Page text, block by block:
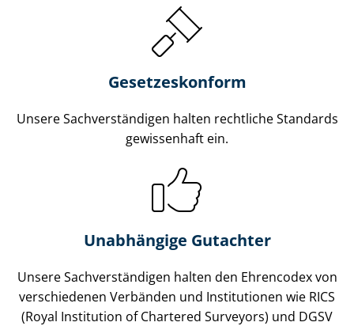
Gesetzes­konform
Unsere Sach­ver­stän­di­gen halten rechtliche Standards
gewissenhaft ein.
Unabhängige Gutachter
Unsere Sach­ver­stän­di­gen halten den Ehrencodex von
verschiedenen Verbänden und Institutionen wie RICS
(Royal Institution of Chartered Surveyors) und DGSV